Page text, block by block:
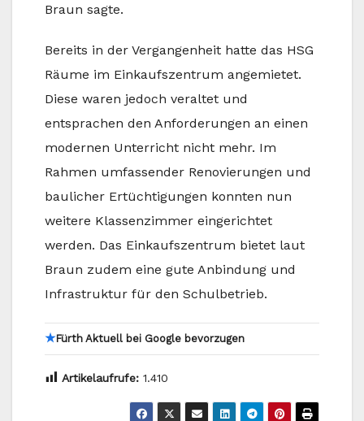
Braun sagte.
Bereits in der Vergangenheit hatte das HSG
Räume im Einkaufszentrum angemietet.
Diese waren jedoch veraltet und
entsprachen den Anforderungen an einen
modernen Unterricht nicht mehr. Im
Rahmen umfassender Renovierungen und
baulicher Ertüchtigungen konnten nun
weitere Klassenzimmer eingerichtet
werden. Das Einkaufszentrum bietet laut
Braun zudem eine gute Anbindung und
Infrastruktur für den Schulbetrieb.
★Fürth Aktuell bei Google bevorzugen
Artikelaufrufe: 1.410